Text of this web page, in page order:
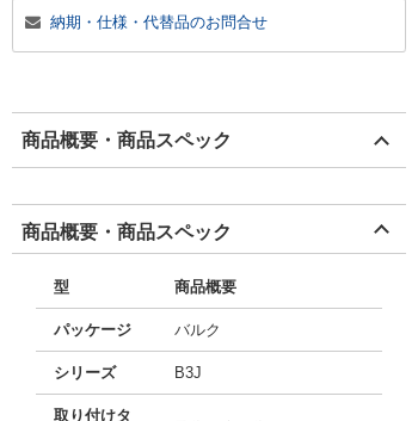
納期・仕様・代替品のお問合せ
商品概要・商品スペック
商品概要・商品スペック
型 商品概要
パッケージ バルク
シリーズ B3J
取り付けタ